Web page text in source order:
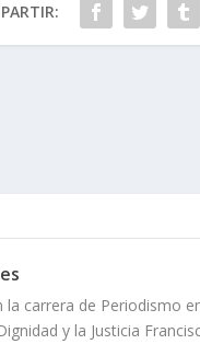
la carrera de Periodismo
y la Justicia